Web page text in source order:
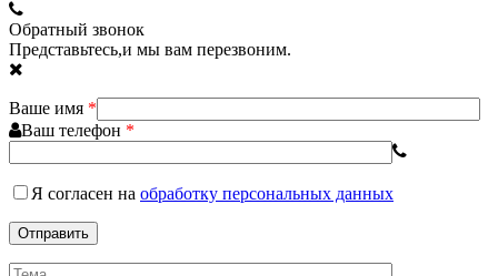
Обратный звонок
Представьтесь,и мы вам перезвоним.
Ваше имя *
Ваш телефон *
Я согласен на обработку персональных данных